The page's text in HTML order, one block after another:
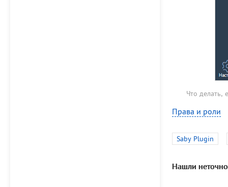
Что делать,
Права и роли
Saby Plugin
Нашли